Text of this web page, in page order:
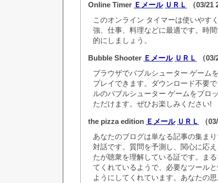
Online Timer Ｅメール ＵＲＬ
（03/21
このオンライン タイマーは使いやす
強、仕事、料理などに最適です。時
的にしましょう。
Bubble Shooter Ｅメール ＵＲＬ
（
ブラウザでバブルシューター ゲーム
プレイできます。ダウンロード不要
ルのバブルシューター ゲームをブロ
ただけます。ぜひお楽しみください!
the pizza edition Ｅメール ＵＲＬ
（
あなたのブログは単なる記事の集ま
対話です。質問を予測し、関心に応
たが聴衆を理解している証です。ま
てくれているようで、必要なツール
ようにしてくれています。あなたの